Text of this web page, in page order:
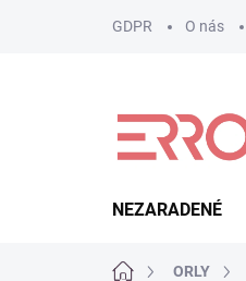
GDPR O nás
NEZARADENÉ
Domů ORLY